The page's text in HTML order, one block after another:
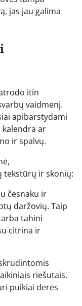
jas jau galima
itin
vaidmenį.
apibarstydami
kalendra ar
ir spalvų.
tekstūrų ir skonių:
česnaku ir
daržovių. Taip
tahini
citrina ir
riešutais.
puikiai derės